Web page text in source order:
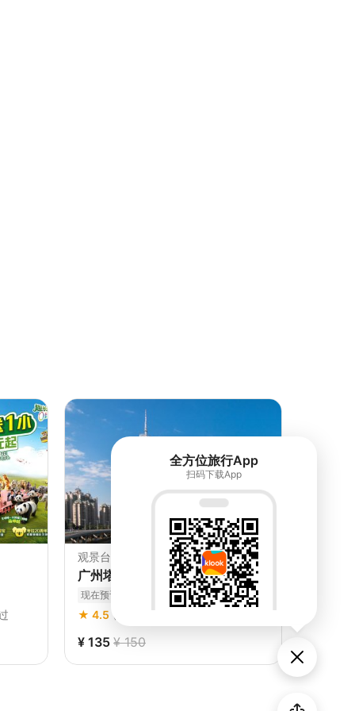
观景台 • 广州
广州塔门票
现在预订，当日使用 立即确认
★ 4.5 (439) • 50K+ 人参加过
¥ 135 ¥ 150
全方位旅行App
扫码下载App